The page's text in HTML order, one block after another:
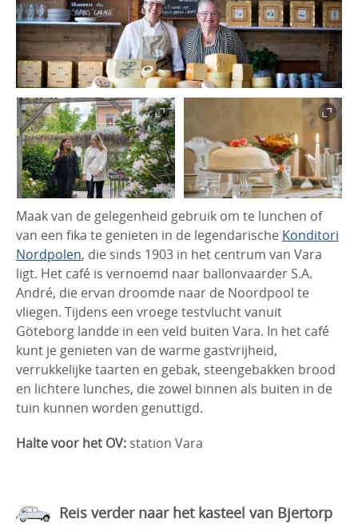
Maak van de gelegenheid gebruik om te lunchen of
van een fika te genieten in de legendarische Konditori
Nordpolen, die sinds 1903 in het centrum van Vara
ligt. Het café is vernoemd naar ballonvaarder S.A.
André, die ervan droomde naar de Noordpool te
vliegen. Tijdens een vroege testvlucht vanuit
Göteborg landde in een veld buiten Vara. In het café
kunt je genieten van de warme gastvrijheid,
verrukkelijke taarten en gebak, steengebakken brood
en lichtere lunches, die zowel binnen als buiten in de
tuin kunnen worden genuttigd.
Halte voor het OV: station Vara
Reis verder naar het kasteel van Bjertorp